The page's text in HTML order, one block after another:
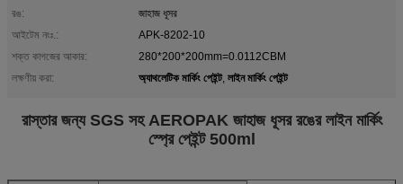
রঙ:
জাহাজ ধূসর
আইটেম নংঃ.:
APK-8202-10
শক্ত কাগজের আকার:
280*200*200mm=0.0112CBM
লক্ষণীয় করা:
অ্যাথলেটিক মার্কিং পেইন্ট, লাইন মার্কিং পেইন্ট
রাস্তার জন্য SGS সহ AEROPAK জাহাজ ধূসর রঙের লাইন মার্কিং
স্প্রে পেইন্ট 500ml